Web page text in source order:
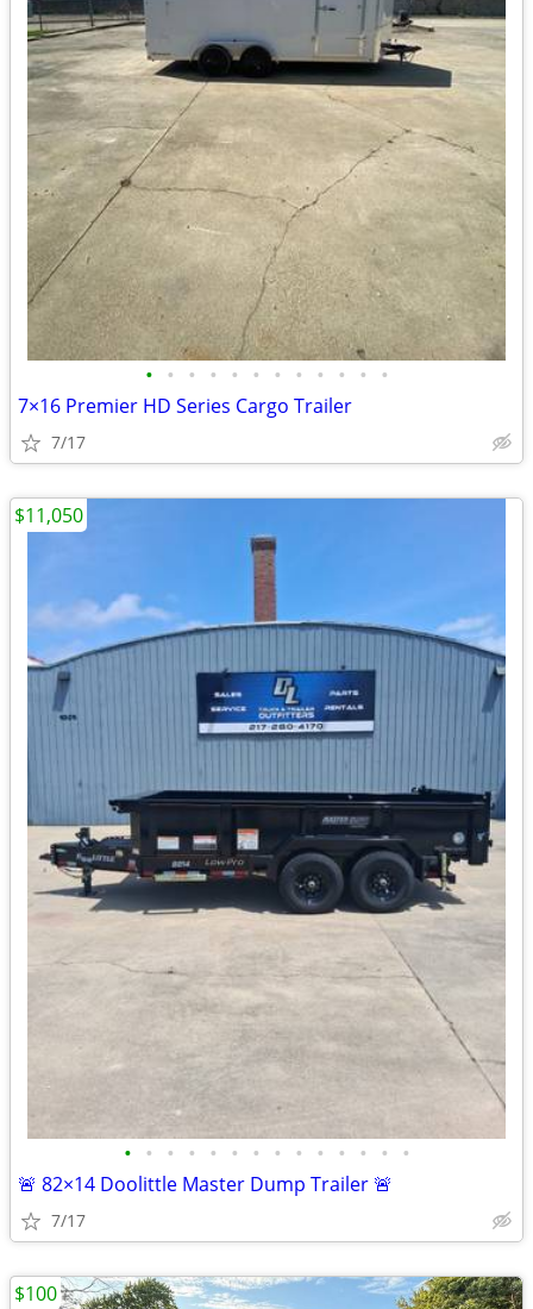
• • • • • • • • • • • •
7×16 Premier HD Series Cargo Trailer
7/17
• • • • • • • • • • • • • •
🚨 82×14 Doolittle Master Dump Trailer 🚨
7/17
$11,050
$100